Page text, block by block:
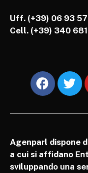
Uff. (+39) 06 93
Cell. (+39) 340
Agenparl dispone
a cui si affidano
sviluppando una